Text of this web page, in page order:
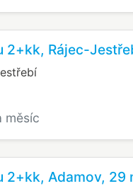
2+kk, Rájec-
měsíc
2+kk, Adamov, 29